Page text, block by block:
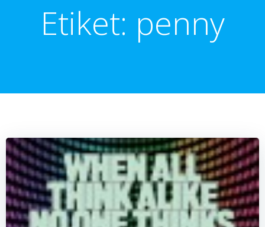
Etiket: penny